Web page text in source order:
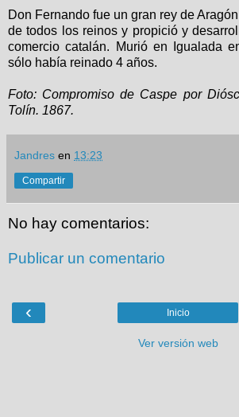
Don Fernando fue un gran rey de
de todos los reinos y propició y
comercio catalán. Murió en Igualada
sólo había reinado 4 años.
Foto: Compromiso de Caspe por
Tolín. 1867.
Jandres en 13:23
Compartir
No hay comentarios:
Publicar un comentario
‹ Inicio
Ver versión web